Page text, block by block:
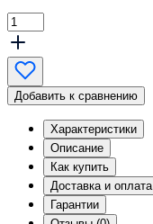
Добавить к сравнению
Характеристики
Описание
Как купить
Доставка и оплата
Гарантии